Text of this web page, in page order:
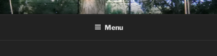
Aller
au
LA CIE DES SIX FAUX NEZ
Menu